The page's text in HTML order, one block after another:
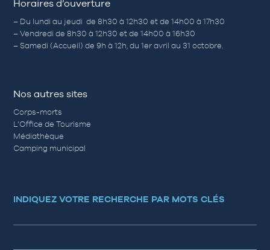
Horaires d’ouverture
– Du lundi au jeudi de 8h30 à 12h30 et de 14h00 à 17h30
– Vendredi de 8h30 à 12h30 et de 14h00 à 16h30
– Samedi (Accueil) de 9h à 12h, du 1er avril au 31 octobre.
Nos autres sites
Corps-morts
L’Office de Tourisme
Médiathèque
Camping municipal
INDIQUEZ VOTRE RECHERCHE PAR MOTS CLÉS